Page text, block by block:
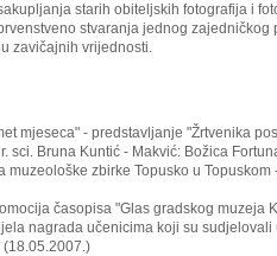
starih obiteljskih fotografija i
stvaranja jednog zajedničkog
zavičajnih vrijednosti.
mjeseca" - predstavljanje "Žrtvenika
sci. Bruna Kuntić - Makvić: Božica
muzeološke zbirke Topusko u
časopisa "Glas gradskog muzeja
nagrada učenicima koji su